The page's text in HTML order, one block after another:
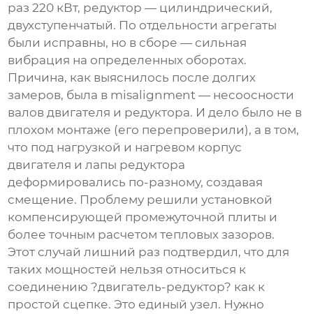
раз 220 кВт, редуктор — цилиндрический,
двухступенчатый. По отдельности агрегаты
были исправны, но в сборе — сильная
вибрация на определенных оборотах.
Причина, как выяснилось после долгих
замеров, была в misalignment — несоосности
валов двигателя и редуктора. И дело было не в
плохом монтаже (его перепроверили), а в том,
что под нагрузкой и нагревом корпус
двигателя и лапы редуктора
деформировались по-разному, создавая
смещение. Проблему решили установкой
компенсирующей промежуточной плиты и
более точным расчетом тепловых зазоров.
Этот случай лишний раз подтвердил, что для
таких мощностей нельзя относиться к
соединению ?двигатель-редуктор? как к
простой сцепке. Это единый узел. Нужно